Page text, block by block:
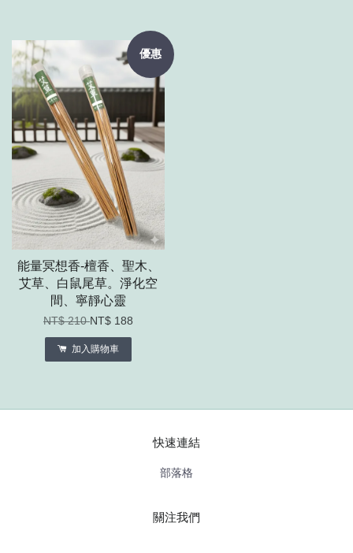
優惠
能量冥想香-檀香、聖木、
艾草、白鼠尾草。淨化空
間、寧靜心靈
NT$ 210NT$ 188
加入購物車
快速連結
部落格
關注我們